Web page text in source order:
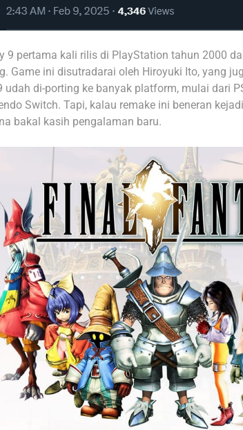
9 pertama kali rilis di PlayStation tahun 2000
Game ini disutradarai oleh Hiroyuki Ito, yang
udah di-porting ke banyak platform, mulai dari
Switch. Tapi, kalau remake ini beneran
bakal kasih pengalaman baru.